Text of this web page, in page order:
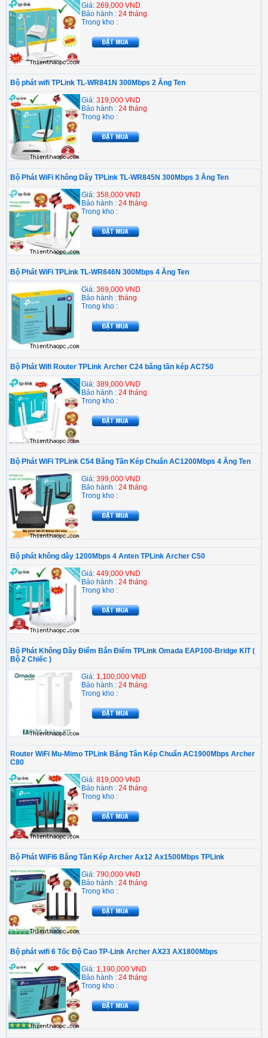
Giá: 269,000 VND
Bảo hành : 24 tháng
Trong kho :
Bộ phát wifi TPLink TL-WR841N 300Mbps 2 Ăng Ten
Giá: 319,000 VND
Bảo hành : 24 tháng
Trong kho :
Bộ Phát WiFi Không Dây TPLink TL-WR845N 300Mbps 3 Ăng Ten
Giá: 358,000 VND
Bảo hành : 24 tháng
Trong kho :
Bộ Phát WiFi TPLink TL-WR846N 300Mbps 4 Ăng Ten
Giá: 369,000 VND
Bảo hành : tháng
Trong kho :
Bộ Phát Wifi Router TPLink Archer C24 băng tần kép AC750
Giá: 389,000 VND
Bảo hành : 24 tháng
Trong kho :
Bộ Phát WiFi TPLink C54 Băng Tần Kép Chuẩn AC1200Mbps 4 Ăng Ten
Giá: 399,000 VND
Bảo hành : 24 tháng
Trong kho :
Bộ phát không dây 1200Mbps 4 Anten TPLink Archer C50
Giá: 449,000 VND
Bảo hành : 24 tháng
Trong kho :
Bộ Phát Không Dây Điểm Bắn Điểm TPLink Omada EAP100-Bridge KIT (
Bộ 2 Chiếc )
Giá: 1,100,000 VND
Bảo hành : 24 tháng
Trong kho :
Router WiFi Mu-Mimo TPLink Băng Tân Kép Chuẩn AC1900Mbps Archer
C80
Giá: 819,000 VND
Bảo hành : 24 tháng
Trong kho :
Bộ Phát WiFi6 Băng Tần Kép Archer Ax12 Ax1500Mbps TPLink
Giá: 790,000 VND
Bảo hành : 24 tháng
Trong kho :
Bộ phát wifi 6 Tốc Độ Cao TP-Link Archer AX23 AX1800Mbps
Giá: 1,190,000 VND
Bảo hành : 24 tháng
Trong kho :